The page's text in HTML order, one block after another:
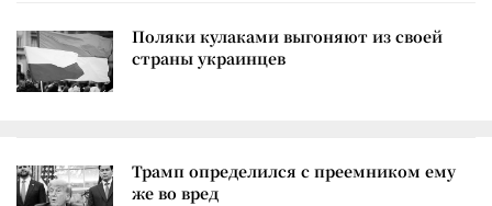
Поляки кулаками выгоняют из своей
страны украинцев
Трамп определился с преемником ему
же во вред